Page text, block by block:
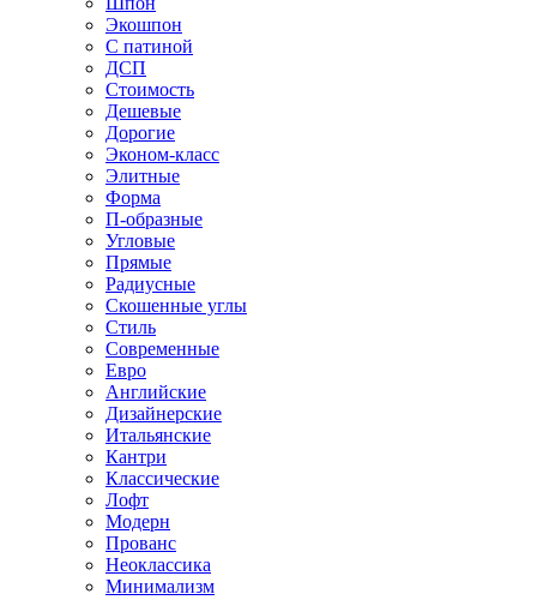
Экошпон
С патиной
ДСП
Стоимость
Дешевые
Дорогие
Эконом-класс
Элитные
Форма
П-образные
Угловые
Прямые
Радиусные
Скошенные углы
Стиль
Современные
Евро
Английские
Дизайнерские
Итальянские
Кантри
Классические
Лофт
Модерн
Прованс
Неоклассика
Минимализм